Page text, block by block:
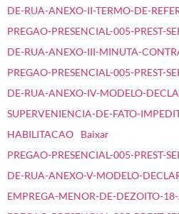
DE-RUA-ANEXO-II-TERMO-DE-
PREGAO-PRESENCIAL-005-PREST-
DE-RUA-ANEXO-III-MINUTA-
PREGAO-PRESENCIAL-005-PREST-
DE-RUA-ANEXO-IV-MODELO-
SUPERVENIENCIA-DE-FATO-
HABILITACAO
Baixar
PREGAO-PRESENCIAL-005-PREST-
DE-RUA-ANEXO-V-MODELO-
EMPREGA-MENOR-DE-DEZOITO-